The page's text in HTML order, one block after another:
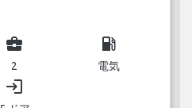
business_center
2
local_gas_station
電気
login